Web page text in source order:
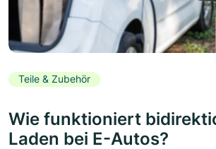
Teile & Zubehör
Wie funktioniert
Laden bei E-Autos?